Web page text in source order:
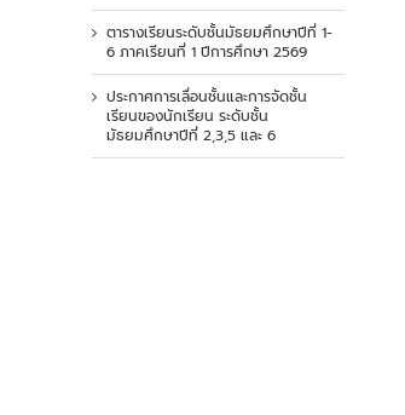
ตารางเรียนระดับชั้นมัธยมศึกษาปีที่ 1-
6 ภาคเรียนที่ 1 ปีการศึกษา 2569
ประกาศการเลื่อนชั้นและการจัดชั้น
เรียนของนักเรียน ระดับชั้น
มัธยมศึกษาปีที่ 2,3,5 และ 6